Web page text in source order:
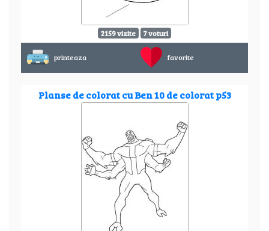
2159 vizite 7 voturi
printeaza favorite
Planse de colorat cu Ben 10 de colorat p53